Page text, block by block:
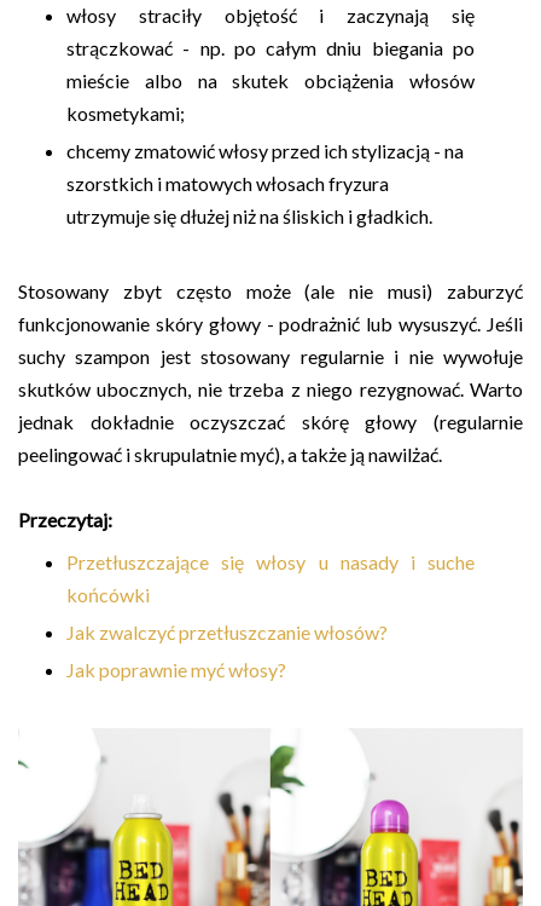
włosy straciły objętość i zaczynają się
strączkować - np. po całym dniu biegania po
mieście albo na skutek obciążenia włosów
kosmetykami;
chcemy zmatowić włosy przed ich stylizacją - na
szorstkich i matowych włosach fryzura
utrzymuje się dłużej niż na śliskich i gładkich.
Stosowany zbyt często może (ale nie musi) zaburzyć
funkcjonowanie skóry głowy - podrażnić lub wysuszyć. Jeśli
suchy szampon jest stosowany regularnie i nie wywołuje
skutków ubocznych, nie trzeba z niego rezygnować. Warto
jednak dokładnie oczyszczać skórę głowy (regularnie
peelingować i skrupulatnie myć), a także ją nawilżać.
Przeczytaj:
Przetłuszczające się włosy u nasady i suche
końcówki
Jak zwalczyć przetłuszczanie włosów?
Jak poprawnie myć włosy?